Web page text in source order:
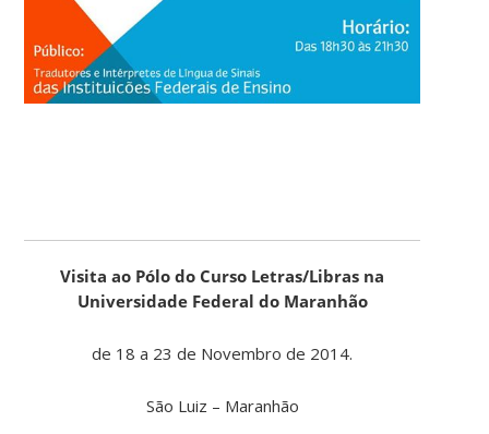
Visita ao Pólo do Curso Letras/Libras na
Universidade Federal do Maranhão
de 18 a 23 de Novembro de 2014.
São Luiz – Maranhão